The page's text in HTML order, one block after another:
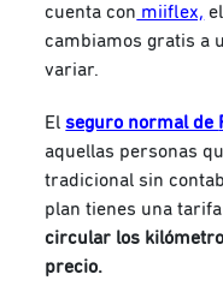
cuenta con miiflex,
cambiamos gratis a
variar.
Elseguro normal de
aquellas personas
tradicional sin
plan tienes una
circular los
precio.